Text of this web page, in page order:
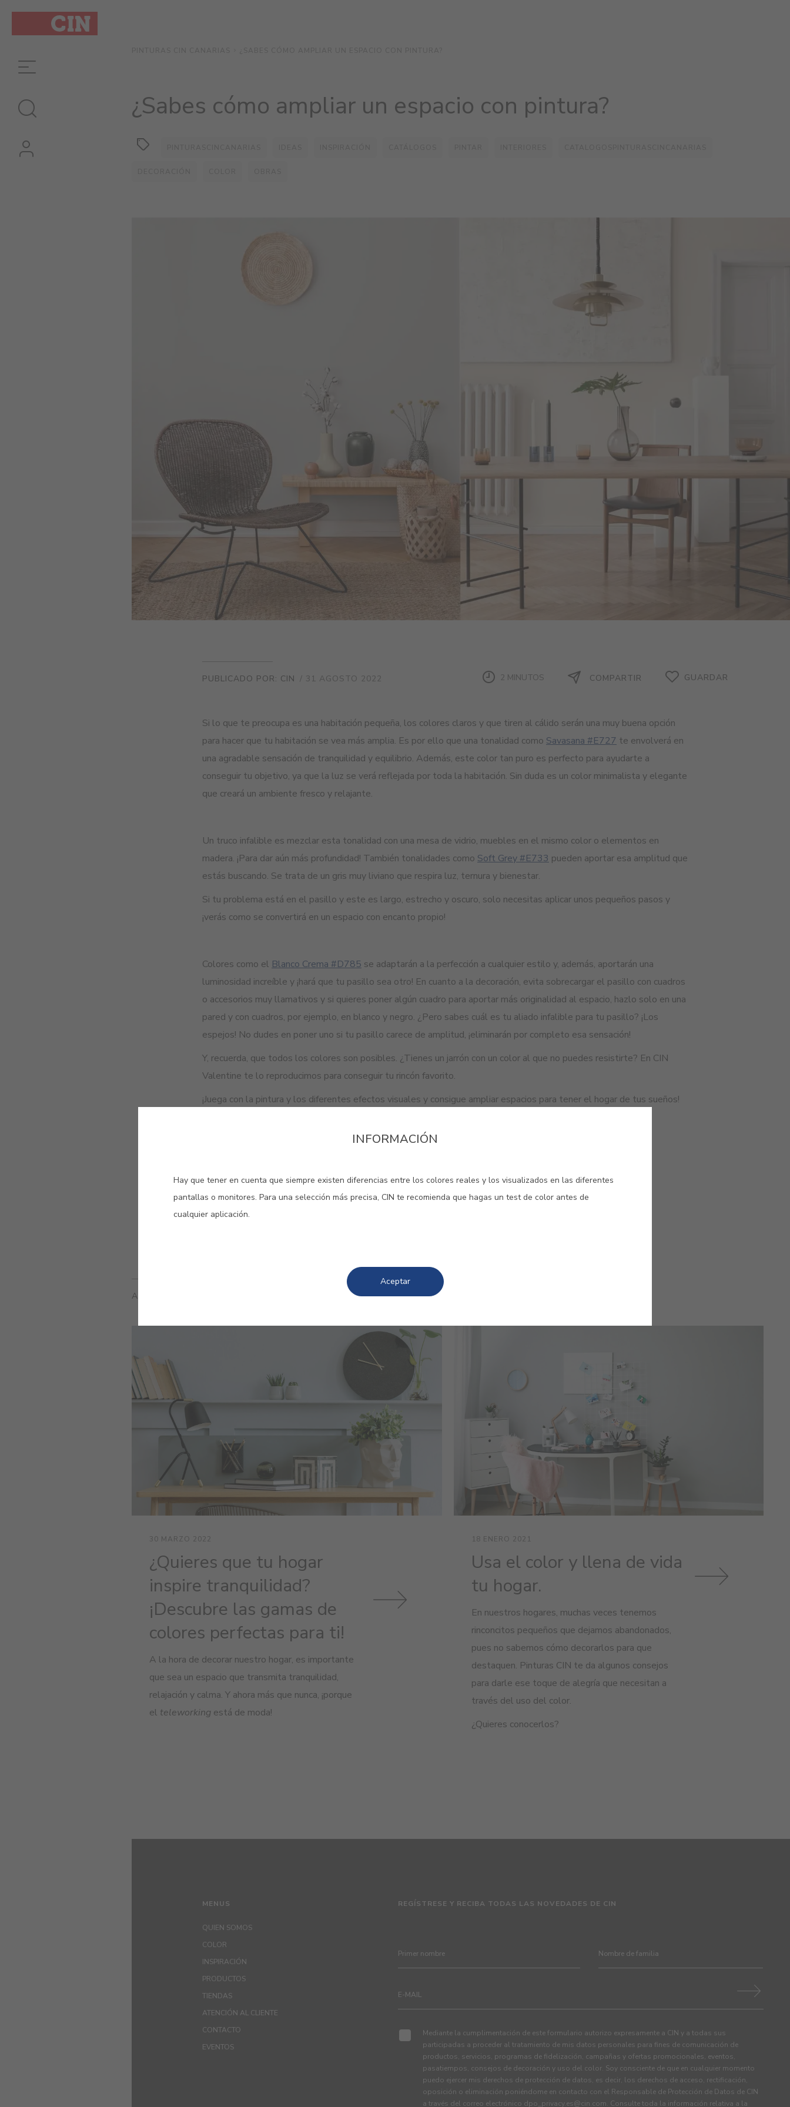
¿Sabes cómo ampliar un espacio con pintura?
PUBLICADO POR: CIN / 31 AGOSTO 2022 2 MINUTOS COMPARTIR GUARDAR
Si lo que te preocupa es una habitación pequeña, los colores claros y que tiren al cálido serán una muy buena opción
para hacer que tu habitación se vea más amplia. Es por ello que una tonalidad como Savasana #E727 te envolverá en
una agradable sensación de tranquilidad y equilibrio. Además, este color tan puro es perfecto para ayudarte a
conseguir tu objetivo, ya que la luz se verá reflejada por toda la habitación. Sin duda es un color minimalista y elegante
que creará un ambiente fresco y relajante.
Un truco infalible es mezclar esta tonalidad con una mesa de vidrio, muebles en el mismo color o elementos en
madera. ¡Para dar aún más profundidad! También tonalidades como Soft Grey #E733 pueden aportar esa amplitud que
estás buscando. Se trata de un gris muy liviano que respira luz, ternura y bienestar.
Si tu problema está en el pasillo y este es largo, estrecho y oscuro, solo necesitas aplicar unos pequeños pasos y
¡verás como se convertirá en un espacio con encanto propio!
Colores como el Blanco Crema #D785 se adaptarán a la perfección a cualquier estilo y, además, aportarán una
luminosidad increíble y ¡hará que tu pasillo sea otro! En cuanto a la decoración, evita sobrecargar el pasillo con cuadros
o accesorios muy llamativos y si quieres poner algún cuadro para aportar más originalidad al espacio, hazlo solo en una
pared y con cuadros, por ejemplo, en blanco y negro. ¿Pero sabes cuál es tu aliado infalible para tu pasillo? ¡Los
espejos! No dudes en poner uno si tu pasillo carece de amplitud, ¡eliminarán por completo esa sensación!
Y, recuerda, que todos los colores son posibles. ¿Tienes un jarrón con un color al que no puedes resistirte? En CIN
Valentine te lo reproducimos para conseguir tu rincón favorito.
¡Juega con la pintura y los diferentes efectos visuales y consigue ampliar espacios para tener el hogar de tus sueños!
ARTÍCULOS RELACIONADOS
¿Quieres que tu hogar
inspire tranquilidad?
¡Descubre las gamas de
colores perfectas para ti!
30 MARZO 2022
A la hora de decorar nuestro hogar, es importante
que sea un espacio que transmita tranquilidad,
relajación y calma. Y ahora más que nunca, ¡porque
el teleworking está de moda!
Usa el color y llena de vida
tu hogar.
18 ENERO 2021
En nuestros hogares, muchas veces tenemos
rinconcitos pequeños que dejamos abandonados,
pues no sabemos cómo decorarlos para que
destaquen. Pinturas CIN te da algunos consejos
para darle ese toque de alegría que necesitan a
través del uso del color.
¿Quieres conocerlos?
MENUS
QUIEN SOMOS
COLOR
INSPIRACIÓN
PRODUCTOS
TIENDAS
ATENCIÓN AL CLIENTE
CONTACTO
EVENTOS
REGÍSTRESE Y RECIBA TODAS LAS NOVEDADES DE CIN
Mediante la cumplimentación de este formulario autorizo expresamente a CIN y a todas sus
participadas a proceder al tratamiento de mis datos personales para fines de comunicación de
productos, servicios, programas de fidelización, campañas y ofertas promocionales, eventos,
pasatiempos, consejos de decoración y uso del color. Soy consciente de que en cualquier momento
puedo ejercer mis derechos de protección de datos, es decir, los derechos de acceso, rectificación,
oposición o eliminación poniéndome en contacto con el Responsable de Protección de Datos de CIN
a través del correo electrónico dpo_privacy.es@cin.com. Consulte toda la información relativa a la
INFORMACIÓN
Hay que tener en cuenta que siempre existen diferencias entre los colores reales y los visualizados en las diferentes
pantallas o monitores. Para una selección más precisa, CIN te recomienda que hagas un test de color antes de
cualquier aplicación.
Aceptar